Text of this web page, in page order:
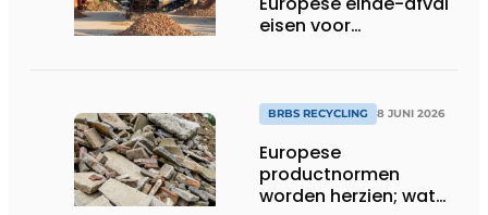
eisen voor
BRBS RECYCLING 8 JUNI 2026
Europese
productnormen
worden herzien; wat